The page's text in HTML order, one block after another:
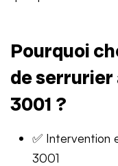
Pourquoi
de
3001 ?
✅ Intervention
3001